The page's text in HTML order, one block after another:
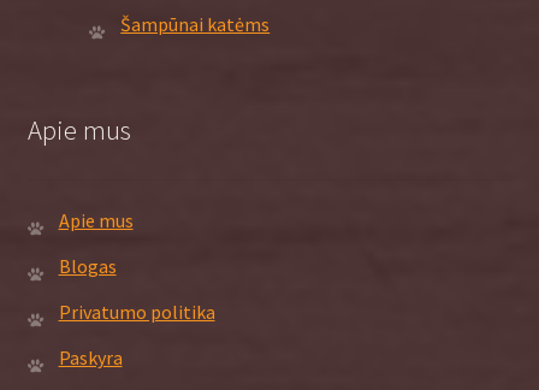
Šampūnai katėms
Apie mus
Apie mus
Blogas
Privatumo politika
Paskyra